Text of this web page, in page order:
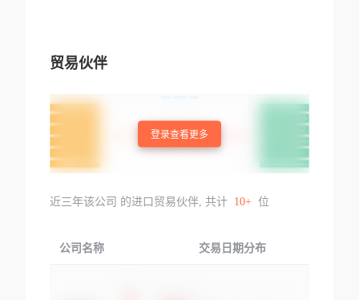
贸易伙伴
登录查看更多
近三年该公司 的进口贸易伙伴, 共计 10+ 位
公司名称 交易日期分布